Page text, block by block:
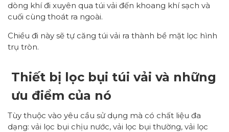
dòng khí đi xuyên qua túi vải đến khoang khí sạch và
cuối cùng thoát ra ngoài.
Chiều đi này sẽ tự căng túi vải ra thành bề mặt lọc hình
trụ tròn.
Thiết bị lọc bụi túi vải và những
ưu điểm của nó
Tùy thuộc vào yêu cầu sử dụng mà có chất liệu đa
dạng: vải lọc bụi chịu nước, vải lọc bụi thường, vải lọc